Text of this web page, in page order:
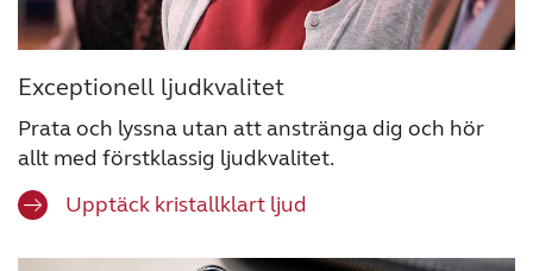
Exceptionell ljudkvalitet
Prata och lyssna utan att anstränga dig och hör
allt med förstklassig ljudkvalitet.
Upptäck kristallklart ljud